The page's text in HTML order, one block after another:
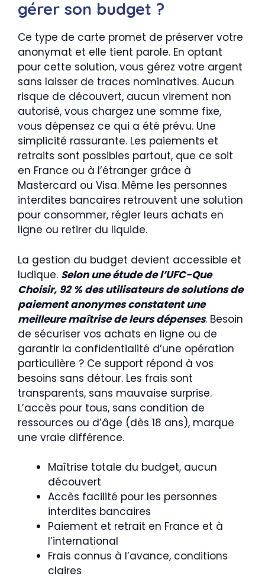
gérer son budget ?
Ce type de carte promet de préserver votre
anonymat et elle tient parole. En optant
pour cette solution, vous gérez votre argent
sans laisser de traces nominatives. Aucun
risque de découvert, aucun virement non
autorisé, vous chargez une somme fixe,
vous dépensez ce qui a été prévu. Une
simplicité rassurante. Les paiements et
retraits sont possibles partout, que ce soit
en France ou à l’étranger grâce à
Mastercard ou Visa. Même les personnes
interdites bancaires retrouvent une solution
pour consommer, régler leurs achats en
ligne ou retirer du liquide.
La gestion du budget devient accessible et
ludique. Selon une étude de l’UFC-Que
Choisir, 92 % des utilisateurs de solutions de
paiement anonymes constatent une
meilleure maîtrise de leurs dépenses. Besoin
de sécuriser vos achats en ligne ou de
garantir la confidentialité d’une opération
particulière ? Ce support répond à vos
besoins sans détour. Les frais sont
transparents, sans mauvaise surprise.
L’accès pour tous, sans condition de
ressources ou d’âge (dès 18 ans), marque
une vraie différence.
Maîtrise totale du budget, aucun
découvert
Accès facilité pour les personnes
interdites bancaires
Paiement et retrait en France et à
l’international
Frais connus à l’avance, conditions
claires